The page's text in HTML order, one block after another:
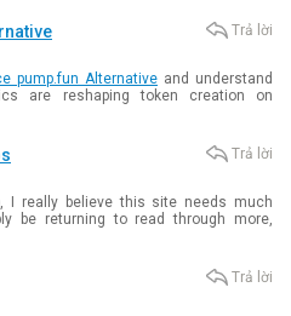
pump.fun Alternative and understand
are reshaping token creation on
Trả lời
I really believe this site needs much
be returning to read through more,
Trả lời
Trả lời